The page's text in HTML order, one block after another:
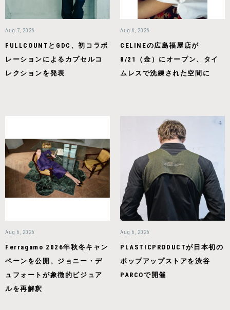
Aug 7, 2026
FULLCOUNTとGDC、初コラボ
レーションによるカプセルコ
レクションを発表
Aug 6, 2026
CELINEの広島福屋店が
8/21（金）にオープン、タイ
ムレスで洗練された空間に
Aug 6, 2026
Ferragamo 2026年秋冬キャン
ペーンを公開、ジョニー・デ
ュフォートが象徴的ビジュア
ルを再解釈
Aug 6, 2026
PLASTICPRODUCTが日本初の
ポップアップストアを渋谷
PARCOで開催